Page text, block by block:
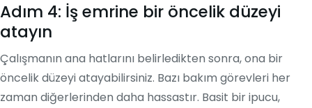
Adım 4: İş emrine bir öncelik düzeyi
atayın
Çalışmanın ana hatlarını belirledikten sonra, ona bir
öncelik düzeyi atayabilirsiniz. Bazı bakım görevleri her
zaman diğerlerinden daha hassastır. Basit bir ipucu,